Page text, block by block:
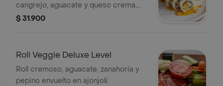
cangrejo, aguacate y queso crema,
cubierto con salmón.
$ 31.900
Roll Veggie Deluxe Level
Roll cremoso, aguacate, zanahoria y
pepino envuelto en ajonjolí.